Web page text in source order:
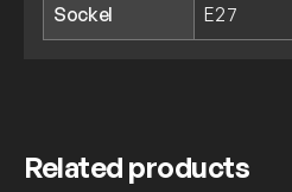
Sockel E27
Related products